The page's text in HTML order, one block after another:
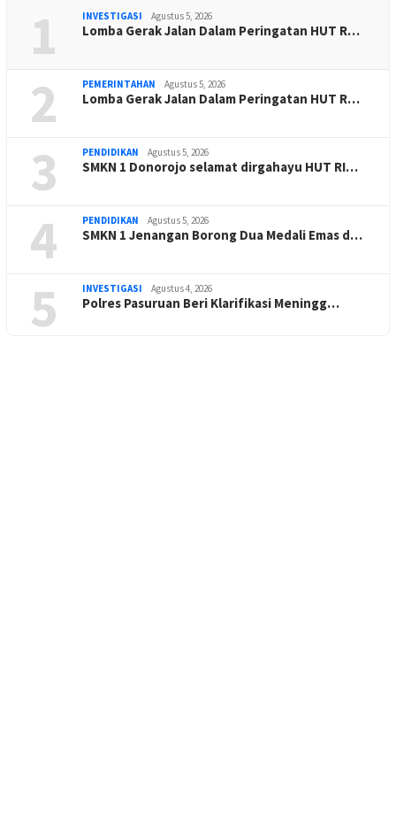
1 INVESTIGASI Agustus 5, 2026
Lomba Gerak Jalan Dalam Peringatan HUT R…
2 PEMERINTAHAN Agustus 5, 2026
Lomba Gerak Jalan Dalam Peringatan HUT R…
3 PENDIDIKAN Agustus 5, 2026
SMKN 1 Donorojo selamat dirgahayu HUT RI…
4 PENDIDIKAN Agustus 5, 2026
SMKN 1 Jenangan Borong Dua Medali Emas d…
5 INVESTIGASI Agustus 4, 2026
Polres Pasuruan Beri Klarifikasi Meningg…